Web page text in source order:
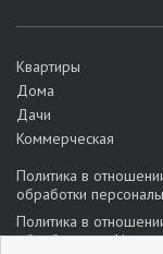
Квартиры
Дома
Дачи
Коммерческая
Политика в
обработки
Политика в
обработки cookie